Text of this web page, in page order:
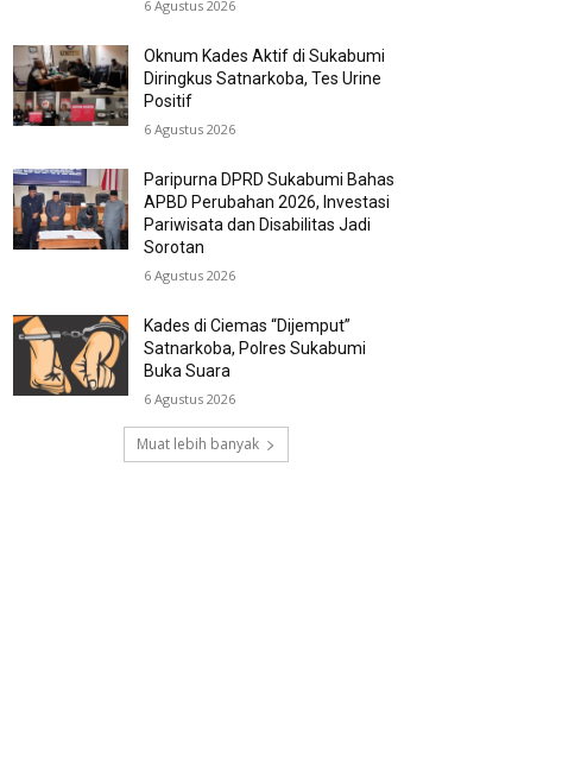
6 Agustus 2026
Oknum Kades Aktif di Sukabumi
Diringkus Satnarkoba, Tes Urine
Positif
6 Agustus 2026
Paripurna DPRD Sukabumi Bahas
APBD Perubahan 2026, Investasi
Pariwisata dan Disabilitas Jadi
Sorotan
6 Agustus 2026
Kades di Ciemas “Dijemput”
Satnarkoba, Polres Sukabumi
Buka Suara
6 Agustus 2026
Muat lebih banyak